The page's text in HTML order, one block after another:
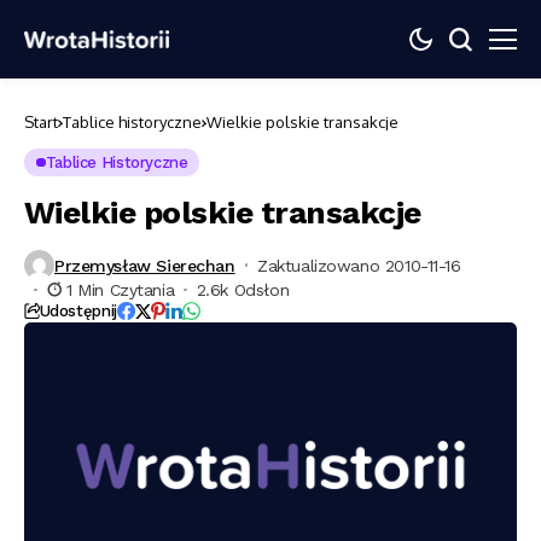
Start Tablice historyczne Wielkie polskie transakcje
Tablice Historyczne
Wielkie polskie transakcje
Przemysław Sierechan
Zaktualizowano 2010-11-16
1 Min Czytania
2.6k Odsłon
Udostępnij